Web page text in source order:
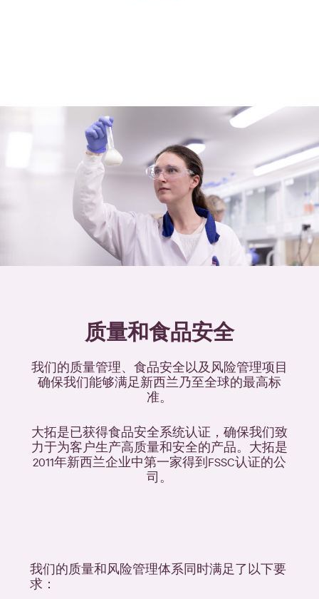
质量和食品安全
我们的质量管理、食品安全以及风险管理项目
确保我们能够满足新西兰乃至全球的最高标
准。
大拓是已获得食品安全系统认证，确保我们致
力于为客户生产高质量和安全的产品。大拓是
2011年新西兰企业中第一家得到FSSC认证的公
司。
我们的质量和风险管理体系同时满足了以下要
求：